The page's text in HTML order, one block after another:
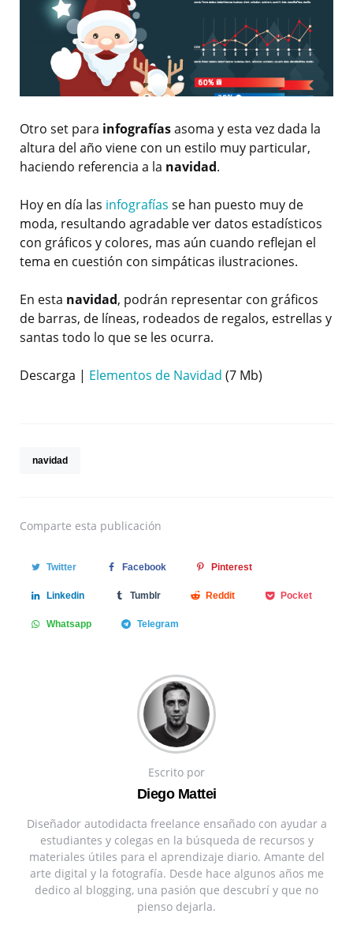
Otro set para infografíasasoma y esta vez dada la
altura del año viene con un estilo muy particular,
haciendo referencia a la navidad.
Hoy en día las infografías se han puesto muy de
moda, resultando agradable ver datos estadísticos
con gráficos y colores, mas aún cuando reflejan el
tema en cuestión con simpáticas ilustraciones.
En esta navidad, podrán representar con gráficos
de barras, de líneas, rodeados de regalos, estrellas y
santas todo lo que se les ocurra.
Descarga | Elementos de Navidad (7 Mb)
navidad
Comparte esta publicación
Twitter Facebook Pinterest
Linkedin Tumblr Reddit Pocket
Whatsapp Telegram
Escrito por
Diego Mattei
Diseñador autodidacta freelance ensañado con ayudar a
estudiantes y colegas en la búsqueda de recursos y
materiales útiles para el aprendizaje diario. Amante del
arte digital y la fotografía. Desde hace algunos años me
dedico al blogging, una pasión que descubrí y que no
pienso dejarla.